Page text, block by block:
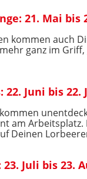
21. Mai bis
kommen auch
ganz im
22. Juni bis 22.
am Arbeitsplatz.
Deinen
Juli bis 23.